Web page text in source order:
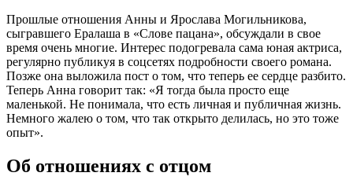
Прошлые отношения Анны и Ярослава Могильникова,
сыгравшего Ералаша в «Слове пацана», обсуждали в свое
время очень многие. Интерес подогревала сама юная актриса,
регулярно публикуя в соцсетях подробности своего романа.
Позже она выложила пост о том, что теперь ее сердце разбито.
Теперь Анна говорит так: «Я тогда была просто еще
маленькой. Не понимала, что есть личная и публичная жизнь.
Немного жалею о том, что так открыто делилась, но это тоже
опыт».
Об отношениях с отцом